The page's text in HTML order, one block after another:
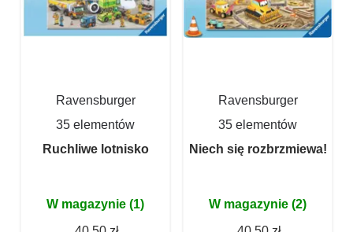
Ravensburger
35 elementów
Ruchliwe lotnisko
W magazynie (1)
Ravensburger
35 elementów
Niech się rozbrzmiewa!
W magazynie (2)